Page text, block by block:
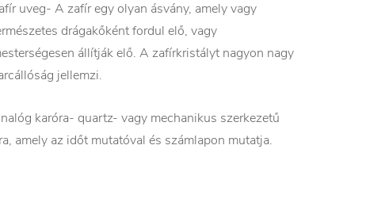
uveg- A zafír egy olyan ásvány, amely vagy
drágakőként fordul elő, vagy
állítják elő. A zafírkristályt nagyon nagy
jellemzi.
karóra- quartz- vagy mechanikus szerkezetű
amely az időt mutatóval és számlapon mutatja.